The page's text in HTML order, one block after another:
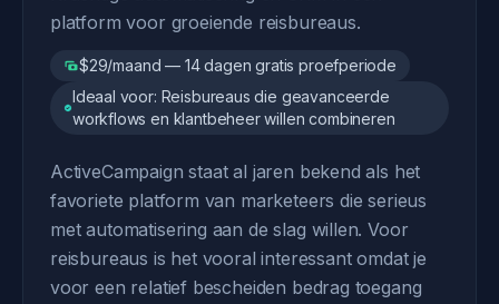
platform voor groeiende reisbureaus.
$29/maand — 14 dagen gratis proefperiode
Ideaal voor: Reisbureaus die geavanceerde
workflows en klantbeheer willen combineren
ActiveCampaign staat al jaren bekend als het
favoriete platform van marketeers die serieus
met automatisering aan de slag willen. Voor
reisbureaus is het vooral interessant omdat je
voor een relatief bescheiden bedrag toegang